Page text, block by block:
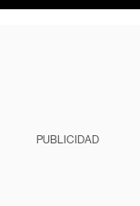
PUBLICIDAD